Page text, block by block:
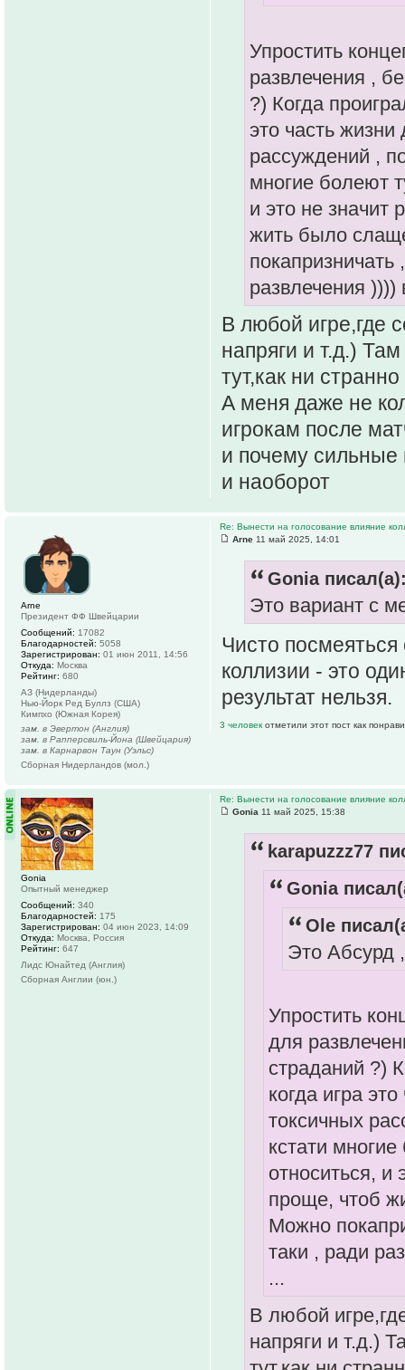
Упростить
развлечения ,
?) Когда
это часть
рассуждений ,
многие болеют
и это не значит
жить было
развлечения
В любой игре,где
напряги и т.д.)
тут,как ни
А меня даже не
игрокам после
и почему сильные
и наоборот
Re: Вынести на голосование влияние
Arne 11 май 2025, 14:01
Gonia
Это вариант с
Чисто
коллизии - это
результат нельзя.
3 человек отметили этот пост как
Arne
Президент ФФ Швейцарии
Сообщений: 17082
Благодарностей: 5058
Зарегистрирован: 01 июн 2011, 14:56
Откуда: Москва
Рейтинг: 680
АЗ (Нидерланды)
Нью-Йорк Ред Буллз (США)
Кимпхо (Южная Корея)
зам. в Эвертон (Англия)
зам. в Рапперсвиль-Йона (Швейцария)
зам. в Карнарвон Таун (Уэльс)
Сборная Нидерландов (мол.)
Re: Вынести на голосование влияние
Gonia 11 май 2025, 15:38
karapuzzz77
Gonia
Ole
Это Абсурд
Упростить
для
страданий ?)
когда игра
токсичных
кстати
относиться, и
проще, чтоб
Можно
таки , ради
...
В любой
напряги и т.д.)
Gonia
Опытный менеджер
Сообщений: 340
Благодарностей: 175
Зарегистрирован: 04 июн 2023, 14:09
Откуда: Москва, Россия
Рейтинг: 647
Лидс Юнайтед (Англия)
Сборная Англии (юн.)